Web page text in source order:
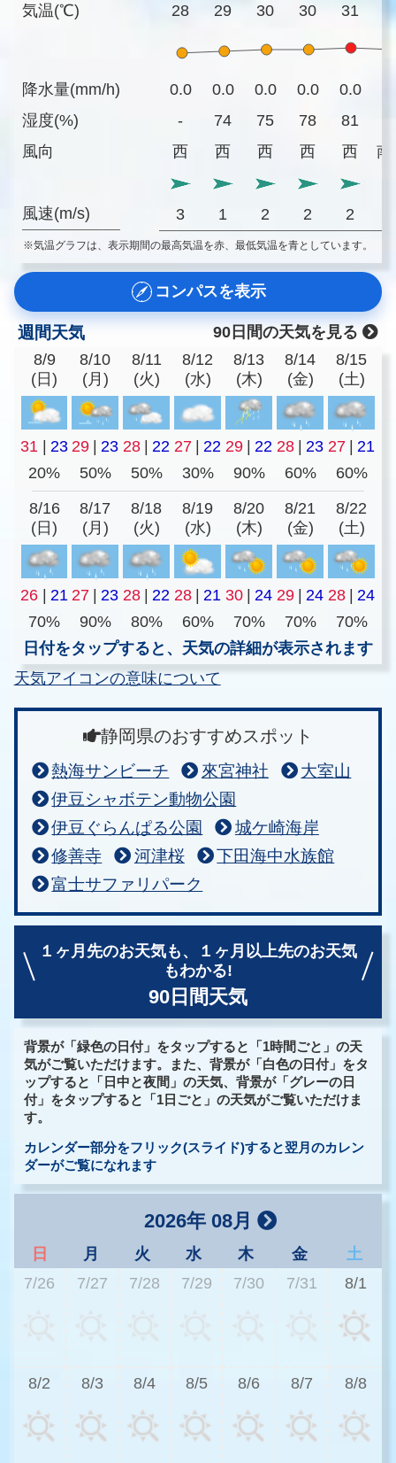
気温(℃)
降水量(mm/h)
湿度(%)
風向
風速(m/s)
28 29 30 30 31
0.0 0.0 0.0 0.0 0.0
-
74 75 78 81
西
西 西 西 西 南
3 1 2 2 2
※気温グラフは、表示期間の最高気温を赤、最低気温を青としています。
コンパスを表示
週間天気
90日間の天気を見る
8/9
(日)
8/10
(月)
8/11
(火)
8/12
(水)
8/13
(木)
8/14
(金)
8/15
(土)
31 | 23 29 | 23 28 | 22 27 | 22 29 | 22 28 | 23 27 | 21
20%
50% 50% 30% 90% 60% 60%
8/16
(日)
8/17
(月)
8/18
(火)
8/19
(水)
8/20
(木)
8/21
(金)
8/22
(土)
26 21 27 23 28 22 28 21 30 24 29 24 28
24
70%
90% 80% 60% 70% 70%
70%
日付をタップすると、天気の詳細が表示されます
天気アイコンの意味について
静岡県のおすすめスポット
熱海サンビーチ 來宮神社
大室山
伊豆シャボテン動物公園
伊豆ぐらんぱる公園
城ケ崎海岸
修善寺
河津桜
下田海中水族館
富士サファリパーク
１ヶ月先のお天気も、
１ヶ月以上先のお天気
もわかる!
90日間天気
背景が「緑色の日付」をタップすると「1時間ごと」の天
気がご覧いただけます。また、背景が「白色の日付」をタ
ップすると「日中と夜間」の天気、背景が「グレーの日
付」をタップすると「1日ごと」の天気がご覧いただけま
す。
カレンダー部分をフリック(スライド)すると翌月のカレン
ダーがご覧になれます
2026年 08月
日 月 火 水 木 金
土
7/26
7/27 7/28 7/29 7/30 7/31 8/1
8/2 8/3 8/4 8/5 8/6 8/7 8/8